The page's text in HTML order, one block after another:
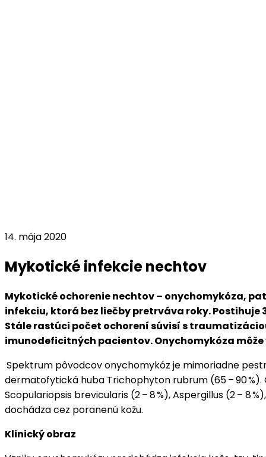
14. mája 2020
Mykotické infekcie nechtov
Mykotické ochorenie nechtov – onychomykóza,
infekciu, ktorá bez liečby pretrváva roky. Postihuje
Stále rastúci počet ochorení súvisí s
imunodeficitných pacientov. Onychomykóza
Spektrum pôvodcov onychomykóz je mimoriadne
dermatofytická huba Trichophyton rubrum (65 – 90 %).
Scopulariopsis brevicularis (2 – 8 %), Aspergillus (2 – 8
dochádza cez poranenú kožu.
Klinický obraz